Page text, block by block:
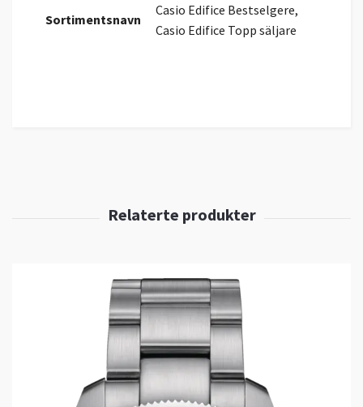
Sortimentsnavn
Casio Edifice Bestselgere,
Casio Edifice Topp säljare